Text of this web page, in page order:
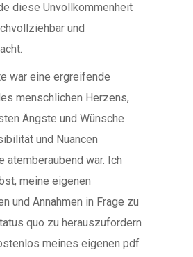
diese Unvollkommenheit
und
war eine ergreifende
menschlichen Herzens,
Ängste und Wünsche
und Nuancen
atemberaubend war. Ich
meine eigenen
und Annahmen in Frage zu
quo zu herauszufordern
meines eigenen pdf